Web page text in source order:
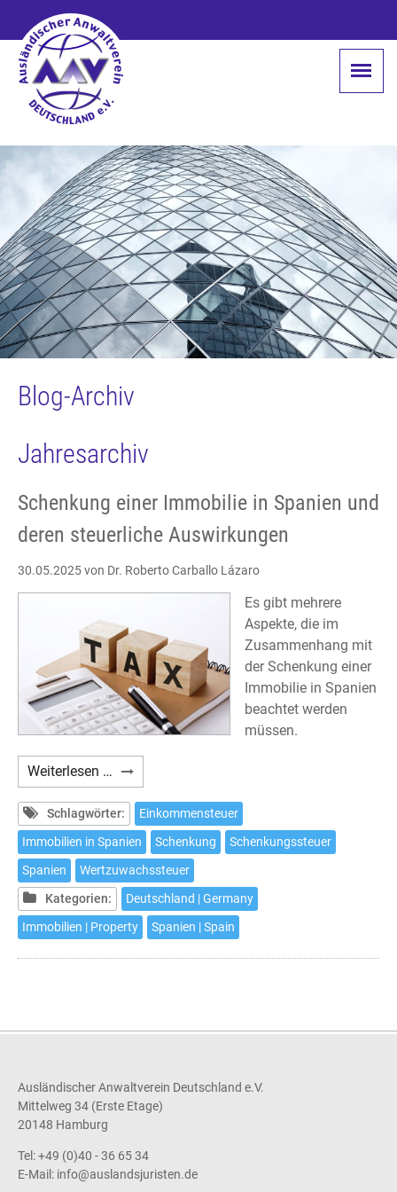
Blog-Archiv
Jahresarchiv
Schenkung einer Immobilie in Spanien und
deren steuerliche Auswirkungen
30.05.2025von Dr. Roberto Carballo Lázaro
Es gibt mehrere
Aspekte, die im
Zusammenhang mit
der Schenkung einer
Immobilie in Spanien
beachtet werden
müssen.
Weiterlesen … Schenkung
einer
Immobilie
in
Spanien
und
deren
steuerliche
Auswirkungen
Schlagwörter:
Einkommensteuer
Immobilien in Spanien
Schenkung
Schenkungssteuer
Spanien
Wertzuwachssteuer
Kategorien:
Deutschland | Germany
Immobilien | Property
Spanien | Spain
Ausländischer Anwaltverein Deutschland e.V.
Mittelweg 34 (Erste Etage)
20148 Hamburg
Tel: +49 (0)40 - 36 65 34
E-Mail: info@auslandsjuristen.de